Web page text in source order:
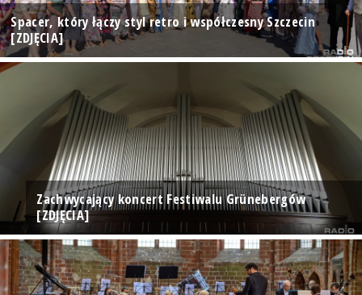
Spacer, który łączy styl retro i współczesny Szczecin
[ZDJĘCIA]
Zachwycający koncert Festiwalu Grünebergów
[ZDJĘCIA]